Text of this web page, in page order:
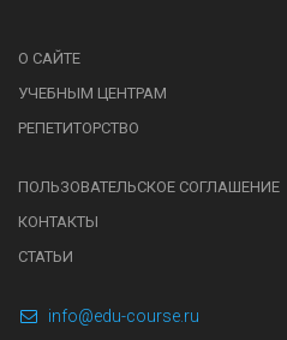
О САЙТЕ
УЧЕБНЫМ ЦЕНТРАМ
РЕПЕТИТОРСТВО
ПОЛЬЗОВАТЕЛЬСКОЕ СОГЛАШЕНИЕ
КОНТАКТЫ
СТАТЬИ
info@edu-course.ru